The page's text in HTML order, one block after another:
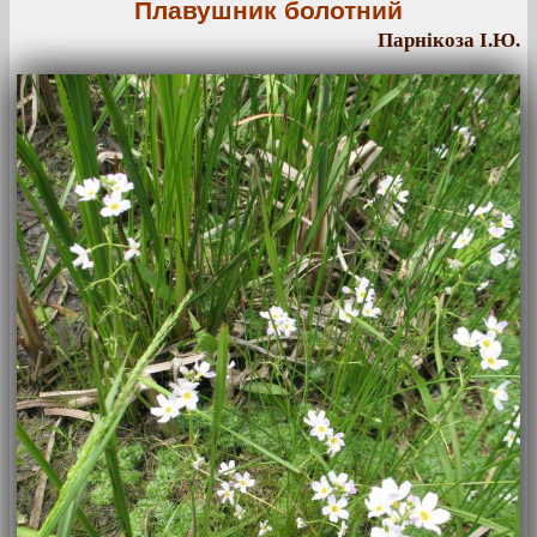
Плавушник болотний
Парнікоза І.Ю.